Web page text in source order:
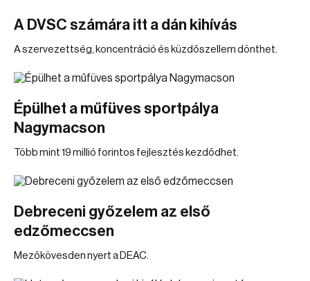
A DVSC számára itt a dán kihívás
A szervezettség, koncentráció és küzdőszellem dönthet.
Épülhet a műfüves sportpálya
Nagymacson
Több mint 19 millió forintos fejlesztés kezdődhet.
Debreceni győzelem az első
edzőmeccsen
Mezőkövesden nyert a DEAC.